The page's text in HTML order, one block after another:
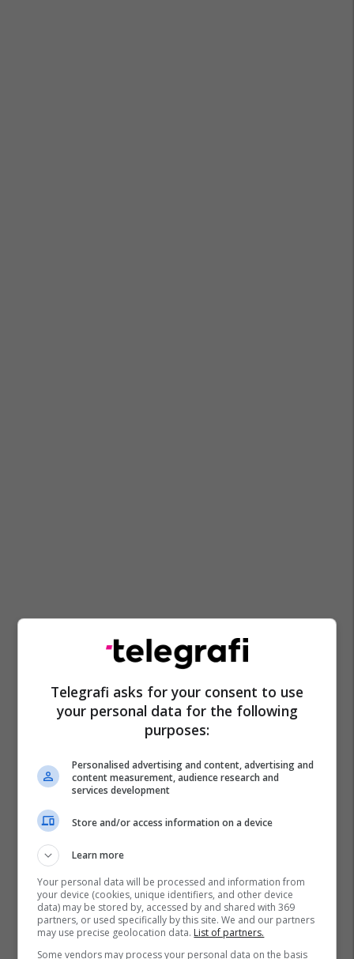
Telegrafi asks for your consent to use
your personal data for the following
purposes:
Personalised advertising and content, advertising and
content measurement, audience research and
services development
Store and/or access information on a device
Learn more
Your personal data will be processed and information from
your device (cookies, unique identifiers, and other device
data) may be stored by, accessed by and shared with 369
partners, or used specifically by this site. We and our partners
may use precise geolocation data. List of partners.
Some vendors may process your personal data on the basis